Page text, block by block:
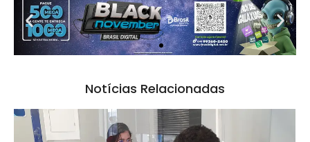
Notícias Relacionadas